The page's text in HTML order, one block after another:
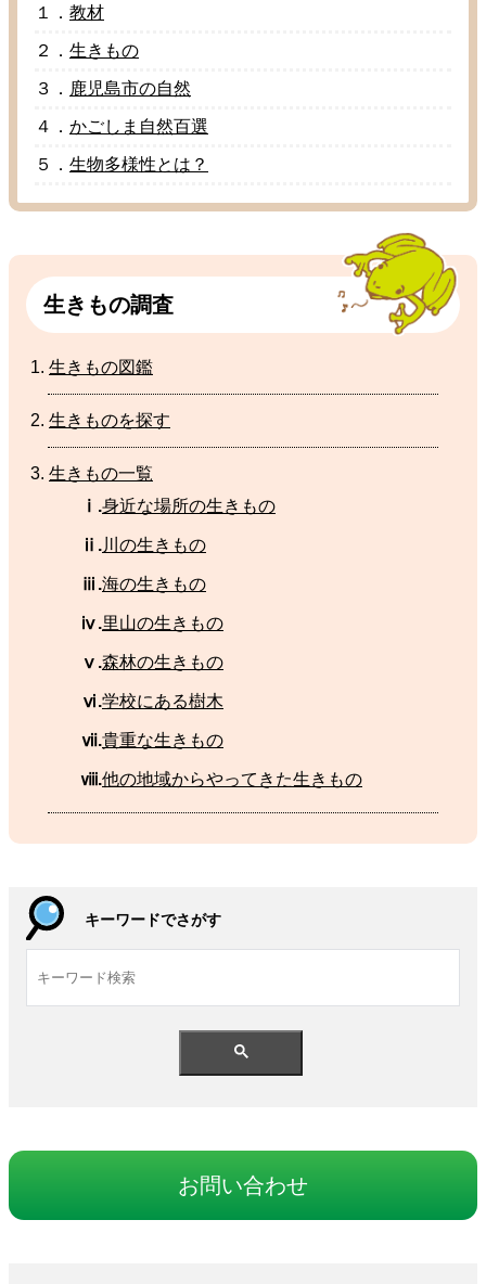
１． 教材
２． 生きもの
３． 鹿児島市の自然
４． かごしま 自然百選
５． 生物多様性とは？
生きもの調査
生きもの図鑑
生きものを探す
生きもの一覧
ⅰ.身近な場所の生きもの
ⅱ.川 の生きもの
ⅲ.海の生きもの
ⅳ.里山の生きもの
ⅴ.森林の生きもの
ⅵ.学校にある樹木
ⅶ.貴重な生きもの
ⅷ.他の地域からやってきた生きもの
キーワードでさがす
お問い合わせ